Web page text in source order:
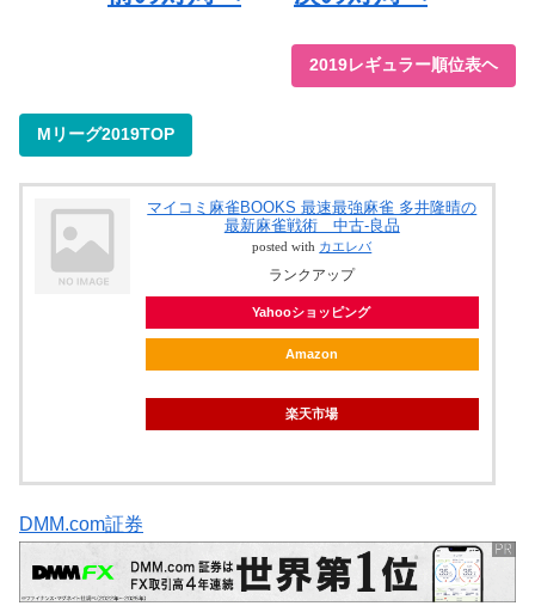
2019レギュラー順位表ヘ
Mリーグ2019TOP
マイコミ麻雀BOOKS 最速最強麻雀 多井隆晴の
最新麻雀戦術 中古-良品
posted with カエレバ
ランクアップ
Yahooショッピング
Amazon
楽天市場
DMM.com証券